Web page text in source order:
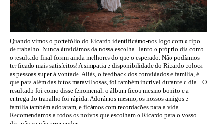
Quando vimos o portefólio do Ricardo identificámo-nos logo com o tipo
de trabalho. Nunca duvidámos da nossa escolha. Tanto o próprio dia como
o resultado final foram ainda melhores do que o esperado. Não podíamos
ter ficado mais satisfeitos! A simpatia e disponibilidade do Ricardo coloca
as pessoas super à vontade. Aliás, o feedback dos convidados e família, é
que para além das fotos maravilhosas, foi também incrível durante o dia. . O
resultado foi como disse fenomenal, o álbum ficou mesmo bonito e a
entrega do trabalho foi rápida. Adorámos mesmo, os nossos amigos e
família também adoraram, e ficámos com recordações para a vida.
Recomendamos a todos os noivos que escolham o Ricardo para o vosso